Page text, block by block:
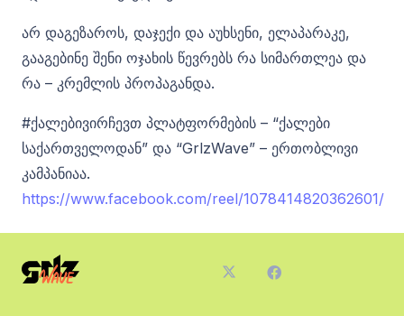
არ დაგეზაროს, დაჯექი და აუხსენი, ელაპარაკე,
გააგებინე შენი ოჯახის წევრებს რა სიმართლეა და
რა – კრემლის პროპაგანდა.
#ქალებივირჩევთ პლატფორმების – “ქალები
საქართველოდან” და “GrlzWave” – ერთობლივი
კამპანიაა.
https://www.facebook.com/reel/1078414820362601/